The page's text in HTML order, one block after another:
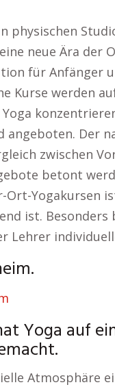
physischen
neue Ära der
für Anfänger
Kurse werden
angeboten. Der
zwischen
betont
Ort-Yogakursen
ist. Besonders
Lehrer
Yoga auf
Atmosphäre